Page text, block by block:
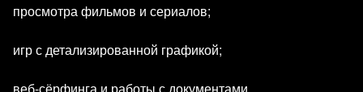
просмотра фильмов и сериалов;
игр с детализированной графикой;
веб‑сёрфинга и работы с документами.